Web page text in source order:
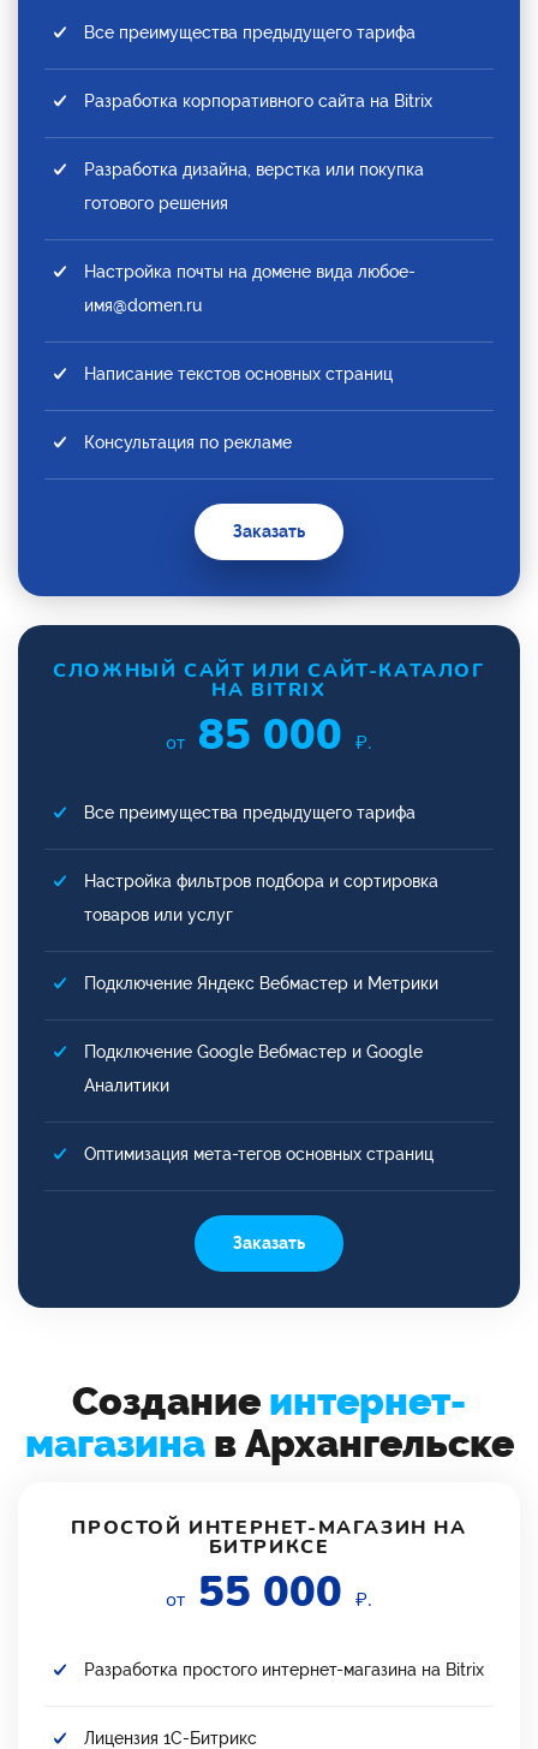
Все преимущества предыдущего тарифа
Разработка корпоративного сайта на Bitrix
Разработка дизайна, верстка или покупка
готового решения
Настройка почты на домене вида любое-
имя@domen.ru
Написание текстов основных страниц
Консультация по рекламе
Заказать
СЛОЖНЫЙ САЙТ ИЛИ САЙТ-КАТАЛОГ
НА BITRIX
от 85 000 ₽.
Все преимущества предыдущего тарифа
Настройка фильтров подбора и сортировка
товаров или услуг
Подключение Яндекс Вебмастер и Метрики
Подключение Google Вебмастер и Google
Аналитики
Оптимизация мета-тегов основных страниц
Заказать
Создание интернет-
магазинав Архангельске
ПРОСТОЙ ИНТЕРНЕТ-МАГАЗИН НА
БИТРИКСЕ
от 55 000 ₽.
Разработка простого интернет-магазина на Bitrix
Лицензия 1С-Битрикс